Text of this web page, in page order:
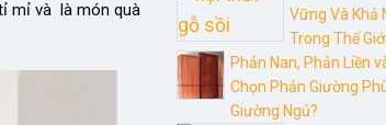
mỉ và là món quà
Vững Và Khả
Trong Thế
Phản Nan, Phản Liền
Chọn Phản Giường
Giường Ngủ?